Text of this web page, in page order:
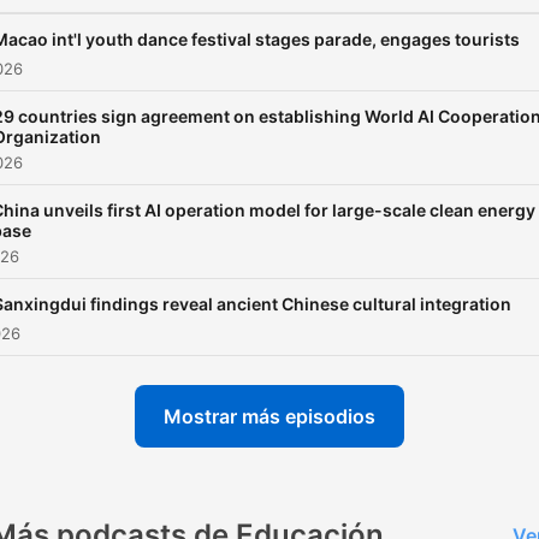
int'l youth dance festival stages parade, engages tourists
countries sign agreement on establishing World AI Cooperation
unveils first AI operation model for large-scale clean energy
findings reveal ancient Chinese cultural integration
Mostrar más episodios